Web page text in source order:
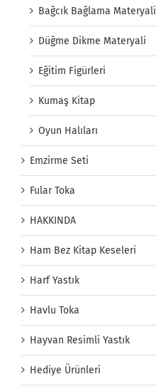
Bağcık Bağlama Materyali
Düğme Dikme Materyali
Eğitim Figürleri
Kumaş Kitap
Oyun Halıları
Emzirme Seti
Fular Toka
HAKKINDA
Ham Bez Kitap Keseleri
Harf Yastık
Havlu Toka
Hayvan Resimli Yastık
Hediye Ürünleri